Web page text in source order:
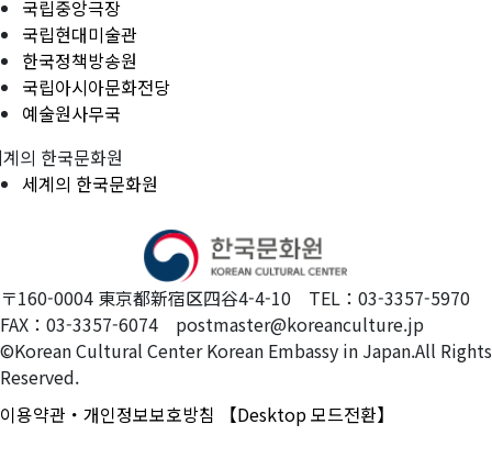
국립중앙극장
국립현대미술관
한국정책방송원
국립아시아문화전당
예술원사무국
의 한국문화원
세계의 한국문화원
〒160-0004 東京都新宿区四谷4-4-10 TEL：03-3357-5970
FAX：03-3357-6074 postmaster@koreanculture.jp
©Korean Cultural Center Korean Embassy in Japan.All Rights
Reserved.
이용약관・개인정보보호방침
【Desktop 모드전환】